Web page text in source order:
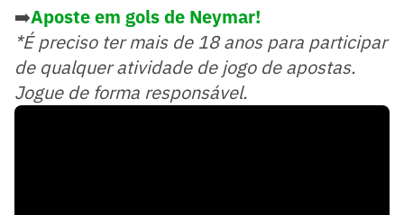
➡️Aposte em gols de Neymar!
*É preciso ter mais de 18 anos para participar
de qualquer atividade de jogo de apostas.
Jogue de forma responsável.